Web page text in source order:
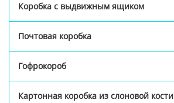
Коробка с выдвижным ящиком
Почтовая коробка
Гофрокороб
Картонная коробка из слоновой кости